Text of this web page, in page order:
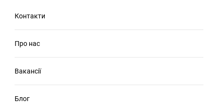
Контакти
Про нас
Вакансії
Блог